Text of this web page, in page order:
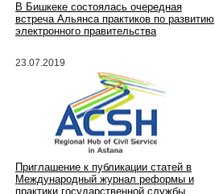
В Бишкеке состоялась очередная
встреча Альянса практиков по развитию
электронного правительства
23.07.2019
Приглашение к публикации статей в
Международный журнал реформы и
практики государственной службы